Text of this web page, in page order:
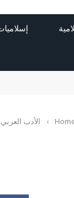
› الأدب